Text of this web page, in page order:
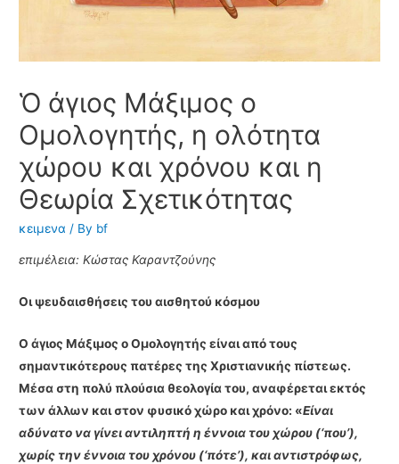
Ὁ άγιος Μάξιμος ο
Ομολογητής, η ολότητα
χώρου και χρόνου και η
Θεωρία Σχετικότητας
κειμενα / By bf
επιμέλεια: Κώστας Καραντζούνης
Οι ψευδαισθήσεις του αισθητού κόσμου
O άγιος Μάξιμος ο Ομολογητής είναι από τους
σημαντικότερους πατέρες της Χριστιανικής πίστεως.
Μέσα στη πολύ πλούσια θεολογία του, αναφέρεται εκτός
των άλλων και στον φυσικό χώρο και χρόνο: «Είναι
αδύνατο να γίνει αντιληπτή η έννοια του χώρου (‘που’),
χωρίς την έννοια του χρόνου (‘πότε’), και αντιστρόφως,